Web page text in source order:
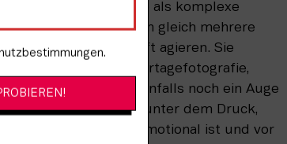
Hochzeitsfotografie als komplexe
die Fotografen gleich mehrere
Hochzeitsgesellschaft agieren. Sie
sein wie in der Reportagefotografie,
im Griff und bestenfalls noch ein Auge
– und das alles unter dem Druck,
Auftraggeber hoch emotional ist und vor